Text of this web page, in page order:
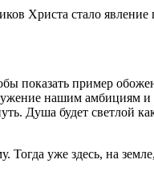
Христа стало
показать пример
нашим амбициям
Душа будет светлой
уже здесь, на